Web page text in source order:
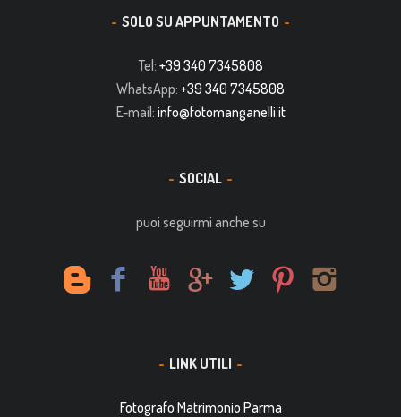
SOLO SU APPUNTAMENTO
Tel: +39 340 7345808
WhatsApp: +39 340 7345808
E-mail: info@fotomanganelli.it
SOCIAL
puoi seguirmi anche su
LINK UTILI
Fotografo Matrimonio Parma